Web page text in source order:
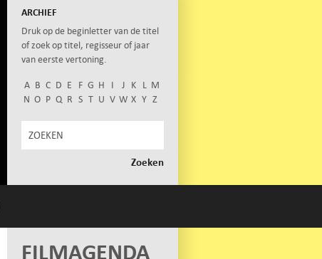
ARCHIEF
Druk op de beginletter van de titel
of zoek op titel, regisseur of jaar
van eerste vertoning.
A B C D E F G H I J K L M
N O P Q R S T U V W X Y Z
FILMAGENDA